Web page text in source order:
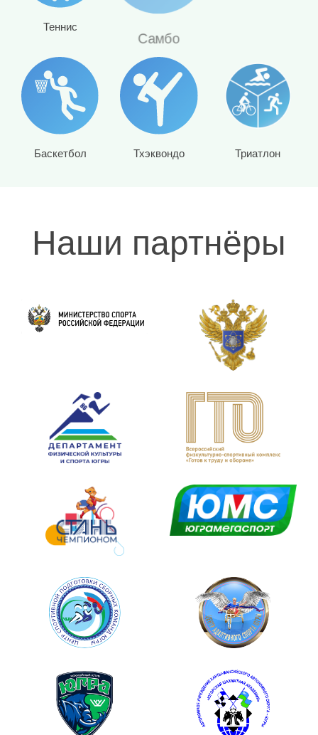
Теннис
Баскетбол Тхэквондо Триатлон
Наши партнёры